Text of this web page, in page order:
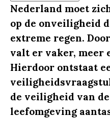
Nederland moet
op de onveiligheid
extreme regen.
valt er vaker, meer
Hierdoor ontstaat
de veiligheid van
leefomgeving